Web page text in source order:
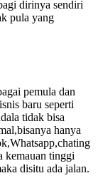
dirinya sendiri
pula yang
pemula dan
baru seperti
tidak bisa
hanya
kemauan tinggi
disitu ada jalan.